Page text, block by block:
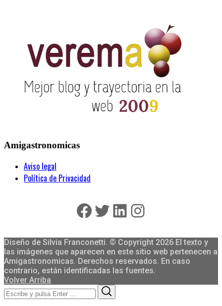
Amigastronomicas
Aviso legal
Política de Privacidad
Facebook
Twitter
LinkedIn
Instagram
Diseño de Silvia Franconetti. © Copyright 2026 El texto y
las imágenes que aparecen en este sitio web pertenecen a
Amigastronomicas. Derechos reservados. En caso
contrario, están identificadas las fuentes.
Volver Arriba
Search
for: